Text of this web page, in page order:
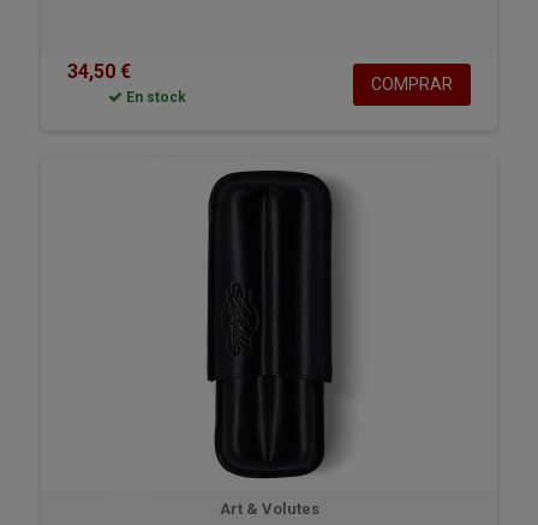
34,50 €
En stock
COMPRAR
Art & Volutes